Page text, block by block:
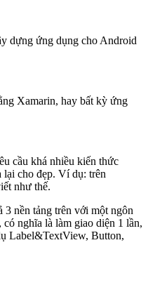
dựng ứng dụng cho Android
Xamarin, hay bất kỳ ứng
cầu khá nhiều kiến thức
lại cho đẹp. Ví dụ: trên
như thế.
nền tảng trên với một ngôn
nghĩa là làm giao diện 1 lần,
Label&TextView, Button,